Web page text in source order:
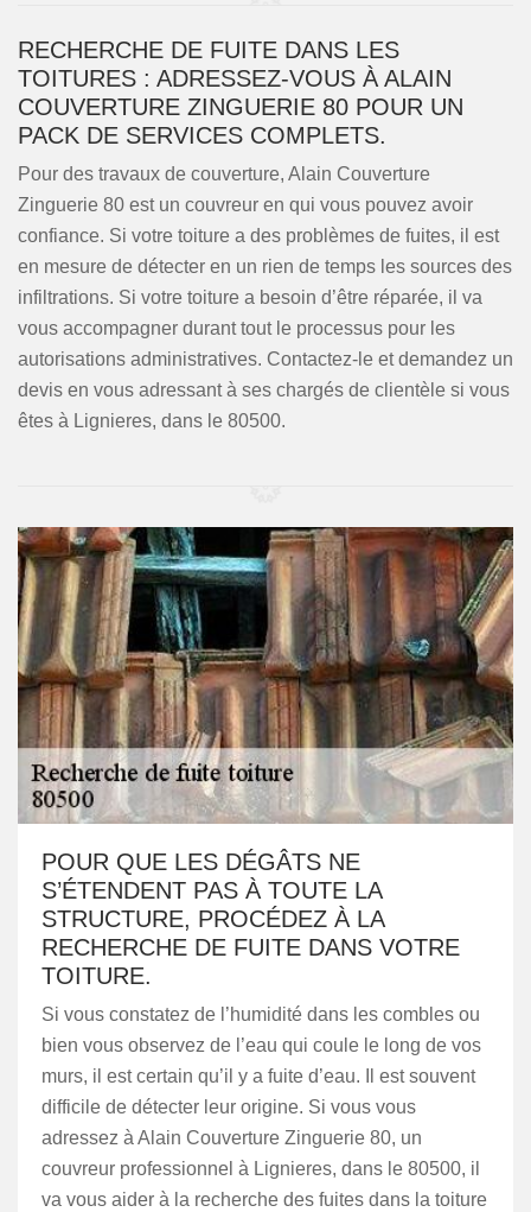
RECHERCHE DE FUITE DANS LES
TOITURES : ADRESSEZ-VOUS À ALAIN
COUVERTURE ZINGUERIE 80 POUR UN
PACK DE SERVICES COMPLETS.
Pour des travaux de couverture, Alain Couverture
Zinguerie 80 est un couvreur en qui vous pouvez avoir
confiance. Si votre toiture a des problèmes de fuites, il est
en mesure de détecter en un rien de temps les sources des
infiltrations. Si votre toiture a besoin d’être réparée, il va
vous accompagner durant tout le processus pour les
autorisations administratives. Contactez-le et demandez un
devis en vous adressant à ses chargés de clientèle si vous
êtes à Lignieres, dans le 80500.
POUR QUE LES DÉGÂTS NE
S’ÉTENDENT PAS À TOUTE LA
STRUCTURE, PROCÉDEZ À LA
RECHERCHE DE FUITE DANS VOTRE
TOITURE.
Si vous constatez de l’humidité dans les combles ou
bien vous observez de l’eau qui coule le long de vos
murs, il est certain qu’il y a fuite d’eau. Il est souvent
difficile de détecter leur origine. Si vous vous
adressez à Alain Couverture Zinguerie 80, un
couvreur professionnel à Lignieres, dans le 80500, il
va vous aider à la recherche des fuites dans la toiture